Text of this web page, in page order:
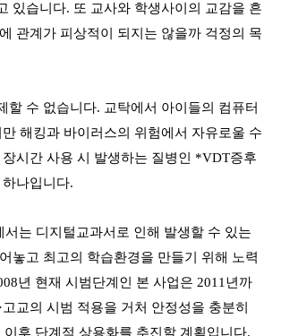
있습니다. 또 교사와 학생사이의 교감을 흔
관계가 피상적이 되지는 않을까 걱정의 목
할 수 없습니다. 교탁에서 아이들의 컴퓨터
해킹과 바이러스의 위험에서 자유로울 수
시간 사용 시 발생하는 질병인 *VDT증후
나입니다.
서는 디지털교과서로 인해 발생할 수 있는
놓고 최고의 학습환경을 만들기 위해 노력
년 현재 시범단계인 본 사업은 2011년까
고교의 시범 적용을 거처 안정성을 충분히
이후 단계적 상용화를 추진할 계획입니다.